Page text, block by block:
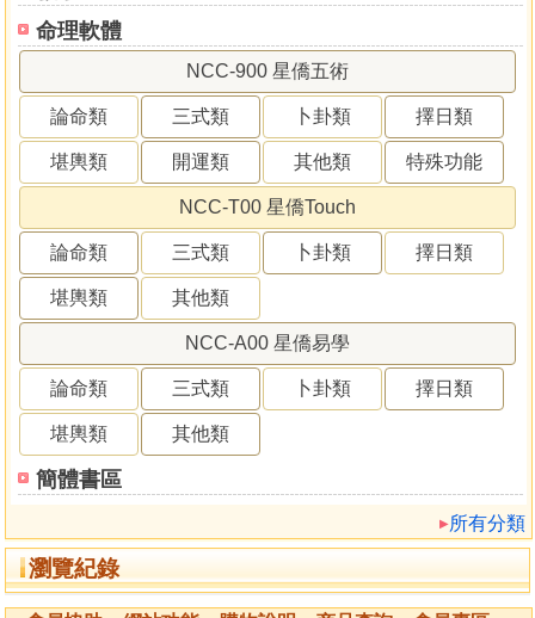
命理軟體
NCC-900 星僑五術
論命類 三式類 卜卦類 擇日類
堪輿類 開運類 其他類 特殊功能
NCC-T00 星僑Touch
論命類 三式類 卜卦類 擇日類
堪輿類 其他類
NCC-A00 星僑易學
論命類 三式類 卜卦類 擇日類
堪輿類 其他類
簡體書區
所有分類
瀏覽紀錄
台北泰和堂 聯廣
謀 陳添賜 西北國際 博大 美好生活 智惠 世界書局 大易源 龍騰
六景彩印 大拓文化 普賢文化
圖書
龍門圖書 衛生福利部國家中醫藥研究所 合記圖書 眾文圖書
大眾 豐聖 原笙國際 李煌棋 木林森文化 新銳文創
冠元學術殿堂
陳宏毅 李朝木 旗開 中和出版 兔蘆文化 黃成義 葉呈飛
本文化 新傳媒 龔畇甄 聯福堂 青青 施榮章 三易管理顧問 佛光
大立文創 今周刊 四熙策略 宏道文化
聯國風 米樂文化 中國博學 豐富文化 愛呦文創 奇幻基地 南天書
萬象藏真文化 大春中醫雜誌 惲子愉 現代美 合記 五南 中國
醫藥研究所 文經社 正義 正言 方集 野人 生命科學 大夢 凡異文
施調梅 廣信書局 新視野
文化 何老師易經陽宅研究服務中心 迷男工作室 宏然流生身靈治本
葫蘆墩易學文創 許銓仁 中華易經學院研究所
福堂 喜悅之路靜坐協會 南山書屋 恆善天下心靈文化
自發功研究
室
真佛般若藏 吳友聰 白象文化 集夢坊
衛生福利部國家中
國醫藥研究所
沈上哲 太乙
武陵/進源 深智數位 中國書房 中華中醫實效療法醫學會
道學文化研究會
天地鏡文
教 大通宗教用品百貨 昌明文化 明德 妙訣堂 眾生文化 冠元科研
協會 富群文化 零極限文化 采實文化 文化圖書 八方 弘揚圖書
仁安堂堪輿造曆舘 城邦印書館 黃謙 國際紫微學會 聯合報 柯銓